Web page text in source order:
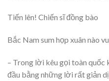
Tiến lên! Chiến sĩ đồng bào
Bắc Nam sum họp xuân nào
– Trong lời kêu gọi toàn quốc
đầu bằng những lời rất giản